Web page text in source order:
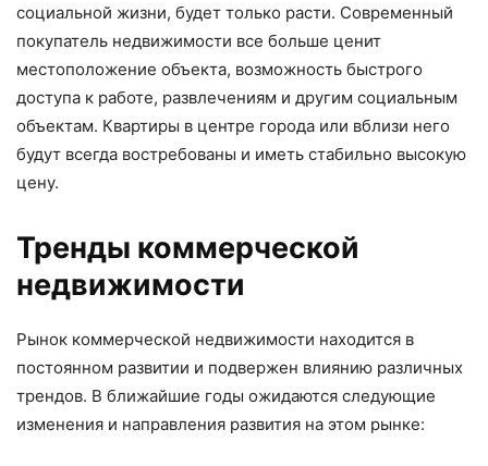
социальной жизни, будет только расти. Современный
покупатель недвижимости все больше ценит
местоположение объекта, возможность быстрого
доступа к работе, развлечениям и другим социальным
объектам. Квартиры в центре города или вблизи него
будут всегда востребованы и иметь стабильно высокую
цену.
Тренды коммерческой
недвижимости
Рынок коммерческой недвижимости находится в
постоянном развитии и подвержен влиянию различных
трендов. В ближайшие годы ожидаются следующие
изменения и направления развития на этом рынке: